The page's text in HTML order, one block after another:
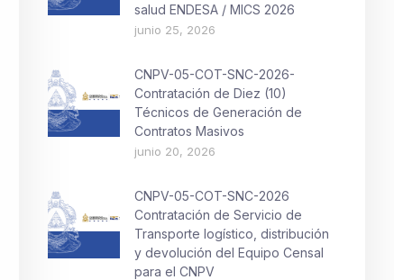
salud ENDESA / MICS 2026
junio 25, 2026
CNPV-05-COT-SNC-2026-
Contratación de Diez (10)
Técnicos de Generación de
Contratos Masivos
junio 20, 2026
CNPV-05-COT-SNC-2026
Contratación de Servicio de
Transporte logístico, distribución
y devolución del Equipo Censal
para el CNPV